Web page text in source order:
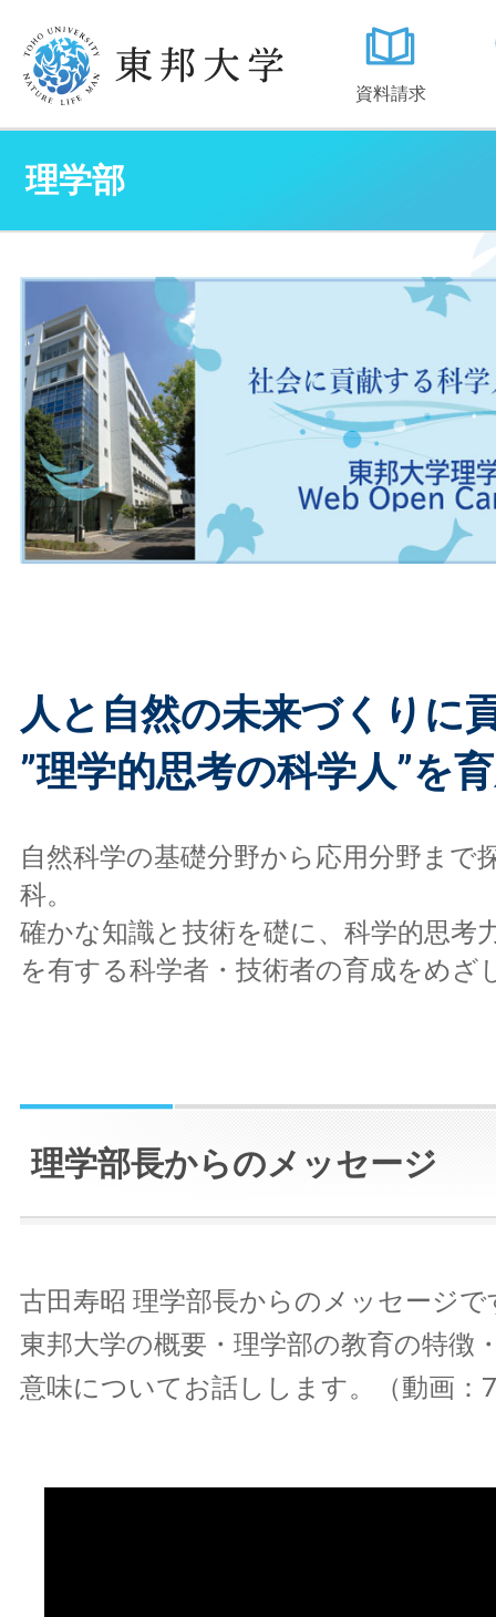
資料請求
理学部
人と自然の未来づくりに
”理学的思考の科学人”を
自然科学の基礎分野から応用分野まで
科。
確かな知識と技術を礎に、科学的思考
を有する科学者・技術者の育成をめざ
理学部長からのメッセージ
古田寿昭 理学部長からのメッセージで
東邦大学の概要・理学部の教育の特徴
意味についてお話しします。（動画：